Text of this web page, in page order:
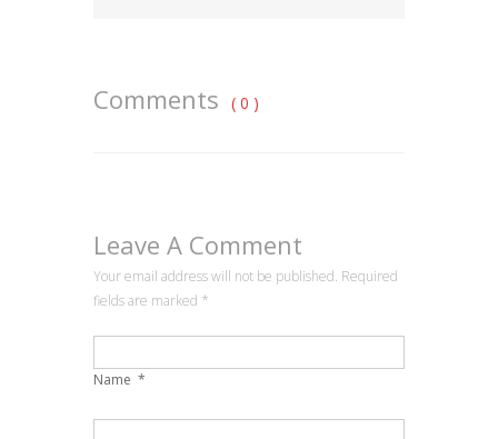
Comments ( 0 )
Leave A Comment
Your email address will not be published. Required
fields are marked *
Name *